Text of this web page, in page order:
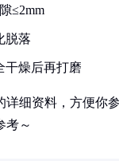
≤2mm
脱落
干燥后再打磨
详细资料，方便你
考～